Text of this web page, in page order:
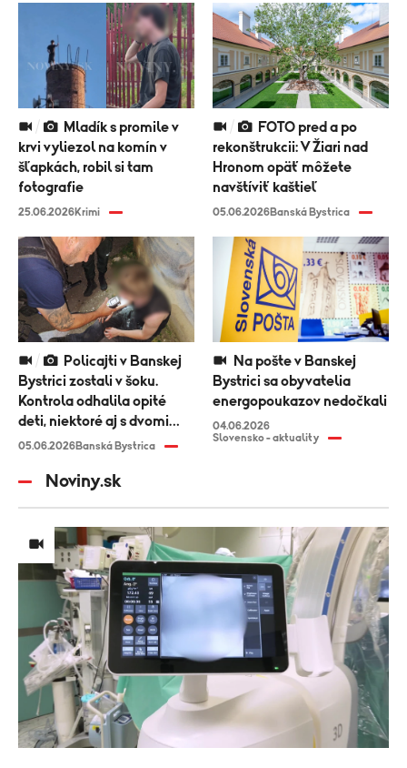
krvi vyliezol na komín v
šľapkách, robil si tam
fotografie
25.06.2026Krimi
rekonštrukcii: V Žiari nad
Hronom opäť môžete
navštíviť kaštieľ
05.06.2026Banská Bystrica
Bystrici zostali v šoku.
Kontrola odhalila opité
deti, niektoré aj s dvomi
promile
05.06.2026Banská Bystrica
Bystrici sa obyvatelia
energopoukazov nedočkali
04.06.2026
Slovensko - aktuality
Noviny.sk